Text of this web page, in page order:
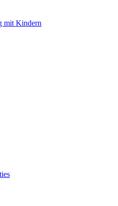
mit Kindern